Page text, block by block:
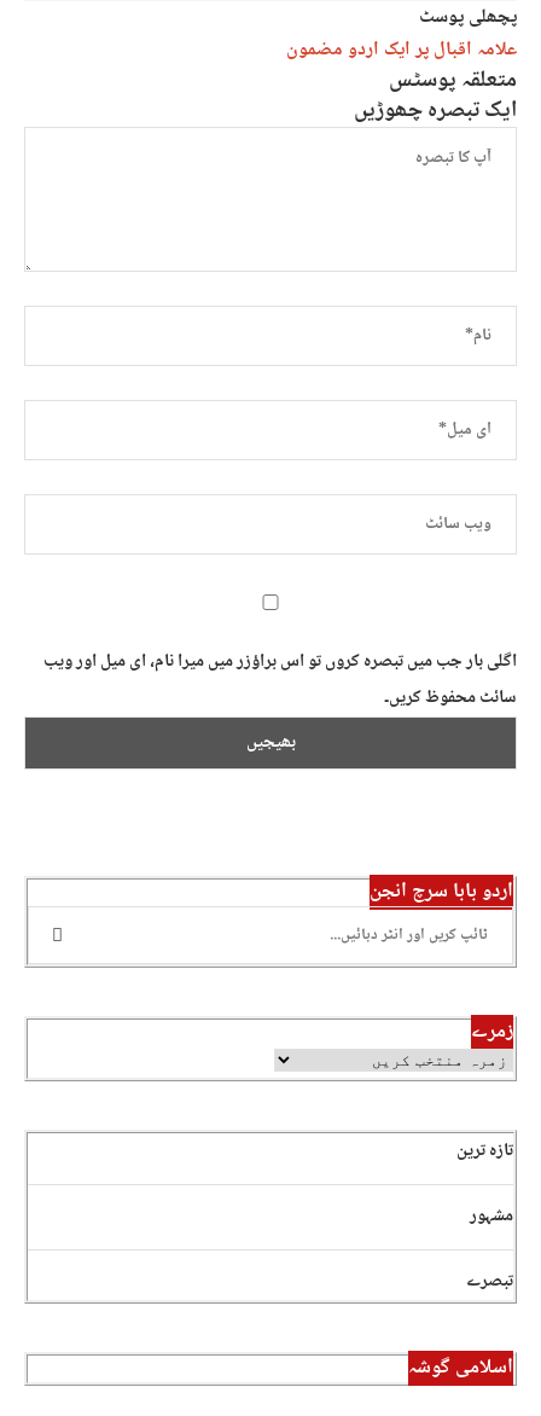
پچھلی پوسٹ
علامہ اقبال پر ایک اردو مضمون
متعلقہ پوسٹس
ایک تبصرہ چھوڑیں
اگلی بار جب میں تبصرہ کروں تو اس براؤزر میں میرا نام، ای میل اور ویب
سائٹ محفوظ کریں۔
اردو بابا سرچ انجن
زمرے
تازہ ترین
مشہور
تبصرے
اسلامی گوشہ